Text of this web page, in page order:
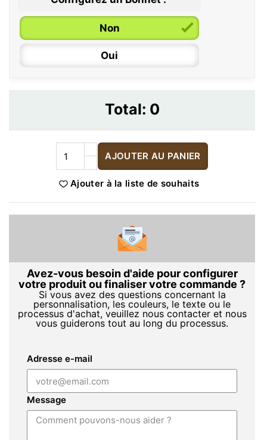
Non
Oui
Total: 0
AJOUTER AU PANIER
Ajouter à la liste de souhaits
Avez-vous besoin d'aide pour configurer
votre produit ou finaliser votre commande ?
Si vous avez des questions concernant la
personnalisation, les couleurs, le texte ou le
processus d'achat, veuillez nous contacter et nous
vous guiderons tout au long du processus.
Adresse e-mail
Message